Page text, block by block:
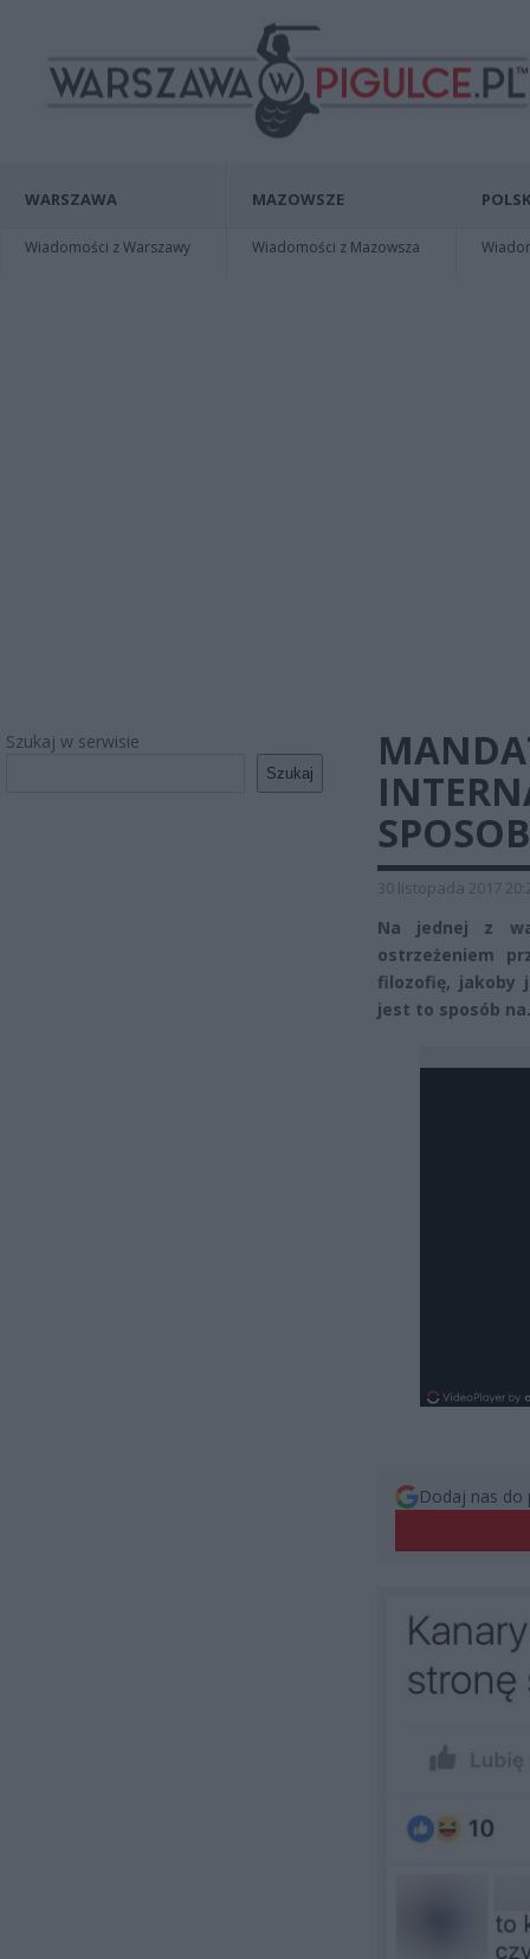
WARSZAWA
Wiadomości z Warszawy
MAZOWSZE
Wiadomości z Mazowsza
Szukaj w serwisie
Szukaj
30 listopada 2017
Na jednej z
ostrzeżeniem
filozofię, jakoby
jest to sposób
Dodaj nas do